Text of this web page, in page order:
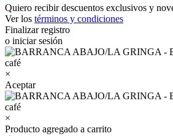
Quiero recibir descuentos exclusivos y
Ver los términos y condiciones
Finalizar registro
o iniciar sesión
×
Aceptar
×
Producto agregado a carrito